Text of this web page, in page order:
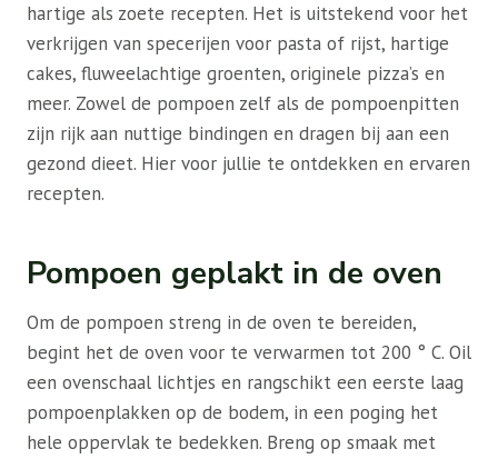
hartige als zoete recepten. Het is uitstekend voor het
verkrijgen van specerijen voor pasta of rijst, hartige
cakes, fluweelachtige groenten, originele pizza’s en
meer. Zowel de pompoen zelf als de pompoenpitten
zijn rijk aan nuttige bindingen en dragen bij aan een
gezond dieet. Hier voor jullie te ontdekken en ervaren
recepten.
Pompoen geplakt in de oven
Om de pompoen streng in de oven te bereiden,
begint het de oven voor te verwarmen tot 200 ° C. Oil
een ovenschaal lichtjes en rangschikt een eerste laag
pompoenplakken op de bodem, in een poging het
hele oppervlak te bedekken. Breng op smaak met